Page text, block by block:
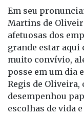
Martins de
afetuosas dos
grande estar aqui
muito convívio,
posse em um dia
Regis de
desempenhou
escolhas de vida